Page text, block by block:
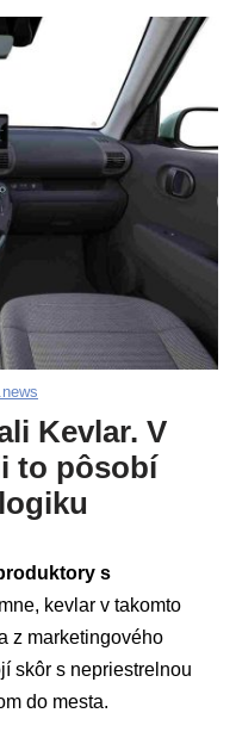
Kevlar. V
to pôsobí
s
kevlar v takomto
z marketingového
skôr s nepriestrelnou
do mesta.